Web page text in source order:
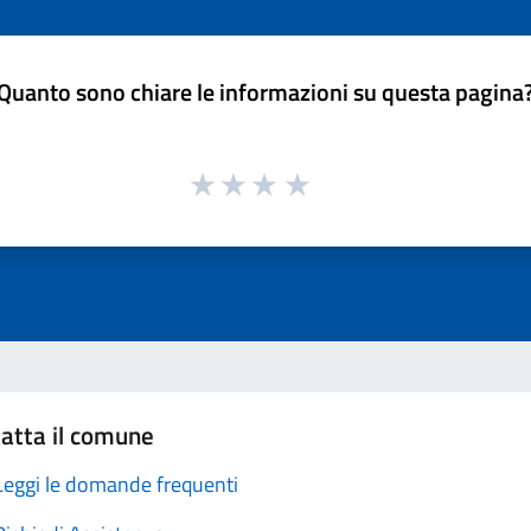
sono chiare le informazioni su questa
il comune
le domande frequenti